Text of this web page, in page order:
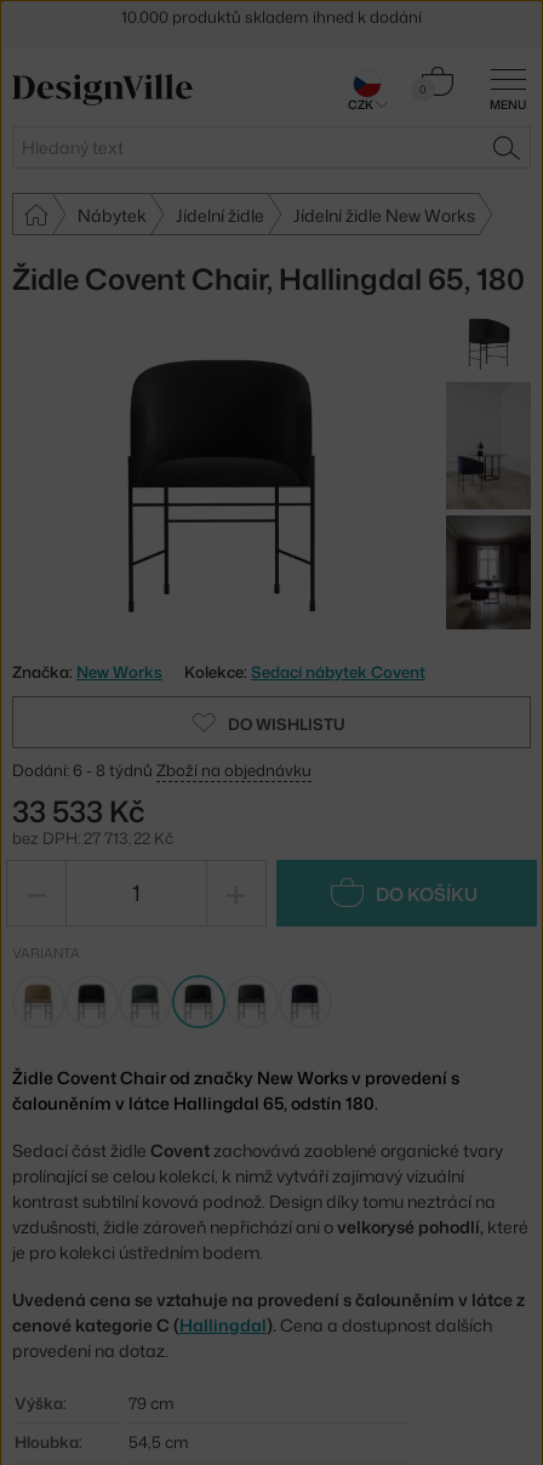
MENU
Hledat
0
Košík
Nábytek Jídelní židle Jídelní židle New Works
Židle Covent Chair, Hallingdal 65, 180
Značka: New Works Kolekce: Sedací nábytek Covent
DO WISHLISTU
Dodání: 6 - 8 týdnů Zboží na objednávku
33 533 Kč
bez DPH: 27 713,22 Kč
DO KOŠÍKU
VARIANTA
Židle Covent Chair od značky New Works v provedení s
čalouněním v látce Hallingdal 65, odstín 180.
Sedací část židle Coventzachovává zaoblené organické tvary
prolínající se celou kolekcí, k nimž vytváří zajímavý vizuální
kontrast subtilní kovová podnož. Design díky tomu neztrácí na
vzdušnosti, židle zároveň nepřichází ani ovelkorysé pohodlí, které
je pro kolekci ústředním bodem.
Uvedená cena se vztahuje na provedení s čalouněním v látce z
cenové kategorie C (Hallingdal). Cena a dostupnost dalších
provedení na dotaz.
Výška:
79 cm
Hloubka:
54,5 cm
30 dní na vrácení zboží
CZK